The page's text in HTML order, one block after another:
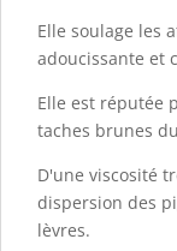
Elle soulage les
adoucissante et
Elle est réputée
taches brunes
D'une viscosité
dispersion des
lèvres.